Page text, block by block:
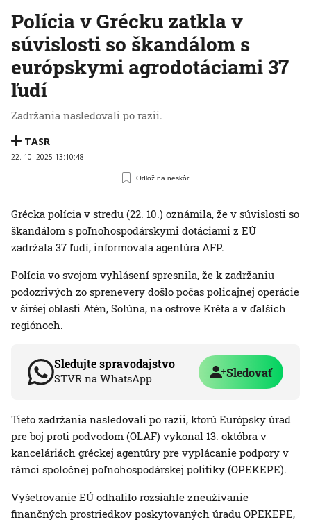
Polícia v Grécku zatkla v
súvislosti so škandálom s
európskymi agrodotáciami 37
ľudí
Zadržania nasledovali po razii.
TASR
22. 10. 2025 13:10:48
Odlož na neskôr
Grécka polícia v stredu (22. 10.) oznámila, že v súvislosti so
škandálom s poľnohospodárskymi dotáciami z EÚ
zadržala 37 ľudí, informovala agentúra AFP.
Polícia vo svojom vyhlásení spresnila, že k zadržaniu
podozrivých zo sprenevery došlo počas policajnej operácie
v širšej oblasti Atén, Solúna, na ostrove Kréta a v ďalších
regiónoch.
Sledujte spravodajstvo
STVR na WhatsApp Sledovať
Tieto zadržania nasledovali po razii, ktorú Európsky úrad
pre boj proti podvodom (OLAF) vykonal 13. októbra v
kanceláriách gréckej agentúry pre vyplácanie podpory v
rámci spoločnej poľnohospodárskej politiky (OPEKEPE).
Vyšetrovanie EÚ odhalilo rozsiahle zneužívanie
finančných prostriedkov poskytovaných úradu OPEKEPE,